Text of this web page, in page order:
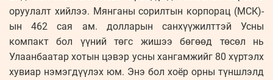
оруулалт хийлээ. Мянганы сорилтын корпорац (МСК)-
ын 462 сая ам. долларын санхүүжилттэй Усны
компакт бол үүний төгс жишээ бөгөөд төсөл нь
Улаанбаатар хотын цэвэр усны хангамжийг 80 хүртэлх
хувиар нэмэгдүүлэх юм. Энэ бол хоёр орны түншлэлд